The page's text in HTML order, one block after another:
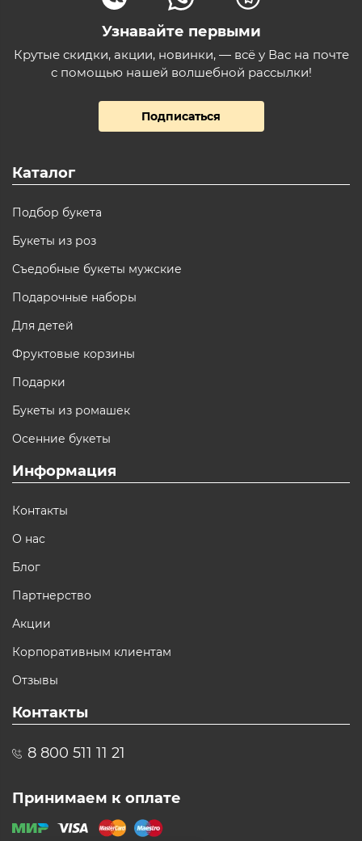
Узнавайте первыми
Крутые скидки, акции, новинки, — всё у Вас на почте
с помощью нашей волшебной рассылки!
Подписаться
Каталог
Подбор букета
Букеты из роз
Съедобные букеты мужские
Подарочные наборы
Для детей
Фруктовые корзины
Подарки
Букеты из ромашек
Осенние букеты
Информация
Контакты
О нас
Блог
Партнерство
Акции
Корпоративным клиентам
Отзывы
Контакты
8 800 511 11 21
Принимаем к оплате